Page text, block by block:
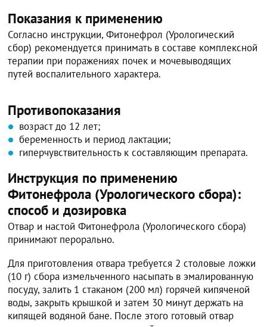
Показания к применению
Согласно инструкции, Фитонефрол (Урологический
сбор) рекомендуется принимать в составе комплексной
терапии при поражениях почек и мочевыводящих
путей воспалительного характера.
Противопоказания
возраст до 12 лет;
беременность и период лактации;
гиперчувствительность к составляющим препарата.
Инструкция по применению
Фитонефрола (Урологического сбора):
способ и дозировка
Отвар и настой Фитонефрола (Урологического сбора)
принимают перорально.
Для приготовления отвара требуется 2 столовые ложки
(10 г) сбора измельченного насыпать в эмалированную
посуду, залить 1 стаканом (200 мл) горячей кипяченой
воды, закрыть крышкой и затем 30 минут держать на
кипящей водяной бане. После этого готовый отвар